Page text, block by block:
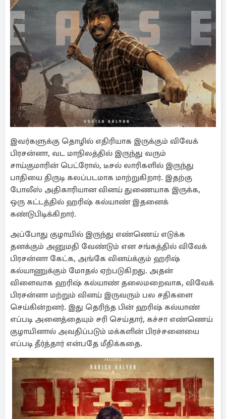
இவர்களுக்கு தொழில் எதிரியாக இருக்கும் விவேக்
பிரசன்னா, வட மாநிலத்தில் இருந்து வரும்
சாய்குமாரின் பெட்ரோல், டீசல் லாரிகளில் இருந்து
பாதியை திருடி கலப்படமாக மாற்றுகிறார். இதற்கு
போலீஸ் அதிகாரியான வினய் துணையாக இருக்க,
ஒரு கட்டத்தில் ஹரிஷ் கல்யாண் இதனைக்
கண்டுபிடிக்கிறார்.
அப்போது குழாயில் இருந்து எண்ணெய் எடுக்க
தனக்கும் அனுமதி வேண்டும் என சங்கத்தில் விவேக்
பிரசன்னா கேட்க, அங்கே வினய்க்கும் ஹரிஷ்
கல்யாணுக்கும் மோதல் ஏற்படுகிறது. அதன்
விளைவாக ஹரிஷ் கல்யாண் தலைமறைவாக, விவேக்
பிரசன்னா மற்றும் வினய் இருவரும் பல சதிகளை
செய்கின்றனர். இது தெரிந்த பின் ஹரிஷ் கல்யாண்
எப்படி அனைத்தையும் சரி செய்தார், கச்சா எண்ணெய்
குழாயினால் அவதிப்படும் மக்களின் பிரச்சனையை
எப்படி தீர்த்தார் என்பதே மீதிக்கதை.